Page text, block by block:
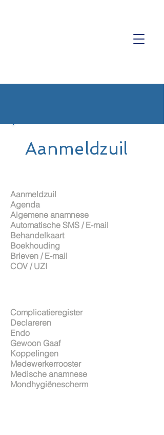
Aanmeldzuil
Aanmeldzuil
Agenda
Algemene anamnese
Automatische SMS / E-mail
Behandelkaart
Boekhouding
Brieven / E-mail
COV / UZI
Complicatieregister
Declareren
Endo
Gewoon Gaaf
Koppelingen
Medewerkerrooster
Medische anamnese
Mondhygiënescherm